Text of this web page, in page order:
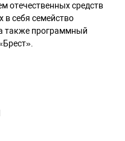
отечественных средств
себя семейство
также программный